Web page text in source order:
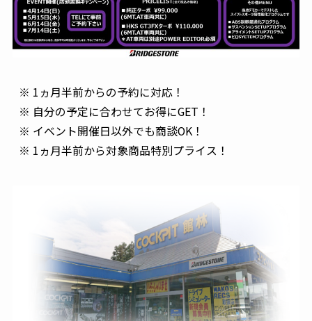
※ 1ヵ月半前からの予約に対応！
※ 自分の予定に合わせてお得にGET！
※ イベント開催日以外でも商談OK！
※ 1ヵ月半前から対象商品特別プライス！